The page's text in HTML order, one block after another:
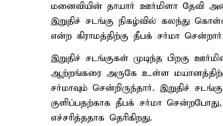
மனைவியின் தாயார் ஊர்மிளா தேவி
இறுதிச் சடங்கு நிகழ்வில் கலந்து
என்ற கிராமத்திற்கு தீபக் சர்மா
இறுதிச் சடங்குகள் முடிந்த பிறகு
ஆற்றங்கரை அருகே உள்ள
சர்மாவும் சென்றிருந்தார். இறுதிச்
குளிப்பதற்காக தீபக் சர்மா
எச்சரித்ததாக தெரிகிறது.